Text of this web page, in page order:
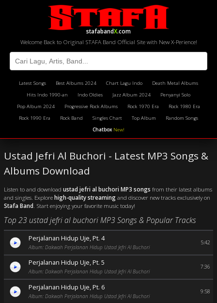
stafabandX.com
Welcome Back to Original STAFA Band Official Site with New X-Perience!
Latest Songs Best Albums 2024 Chart Lagu Indo
Death Metal Albums
Hits Indo 1990-an
Indo Oldies Jazz Album 2024
Penyanyi Solo
Pop Album 2024
Progressive Rock Albums Rock 1970 Era
Rock 1980 Era
Rock 1990 Era
Rock Band Singles Chart Top Album
Random Songs
Chatbox New!
Ustad Jefri Al Buchori - Latest MP3 Songs &
Albums Download
Listen to and download ustad jefri al buchori MP3 songs from their latest albums
and singles. Explorehigh-quality streamingand discover new tracks exclusively on
Stafa Band . Start enjoying your favorite music today!
Top 23 ustad jefri al buchori MP3 Songs & Popular Tracks
Perjalanan Hidup Uje, Pt. 4
Album: Dakwah Perjalanan Hidup Ustad Jefri Al Buchori
5:42
Perjalanan Hidup Uje, Pt. 5
Album: Dakwah Perjalanan Hidup Ustad Jefri Al Buchori
7:36
Perjalanan Hidup Uje, Pt. 6
Album: Dakwah Perjalanan Hidup Ustad Jefri Al Buchori
9:58